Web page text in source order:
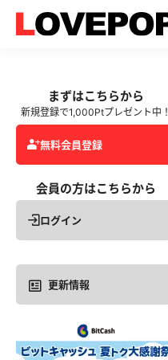
まずはこちらから
新規登録で1,000Ptプレゼント中！
無料会員登録
会員の方はこちらから
ログイン
更新情報